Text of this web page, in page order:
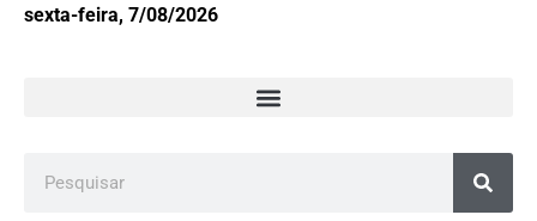
sexta-feira, 7/08/2026